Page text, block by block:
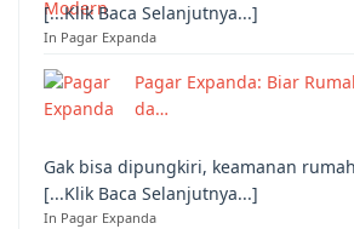
[...Klik Baca Selanjutnya...]
In Pagar Expanda
Pagar Expanda: Biar
da…
Gak bisa dipungkiri, keamanan
[...Klik Baca Selanjutnya...]
In Pagar Expanda